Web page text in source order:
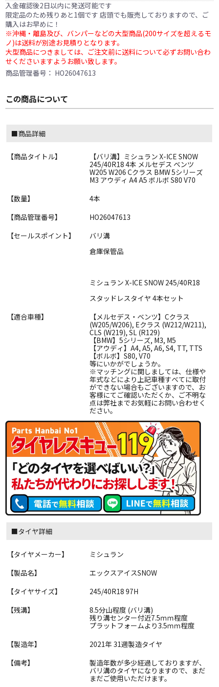
入金確認後2日以内に発送可能です
限定品のため残りあと1個です 店頭でも販売しておりますので、ご
購入はお早めに！
※沖縄・離島及び、バンパーなどの大型商品(200サイズを超えるモ
ノ)は送料が別途お見積りとなります。
大型商品につきましては、ご注文前に送料について必ずお問い合わ
せくださいますようお願い致します。
商品管理番号： HO26047613
この商品について
■商品詳細
【商品タイトル】
【バリ溝】ミシュラン X-ICE SNOW
245/40R18 4本 メルセデス ベンツ
W205 W206 Cクラス BMW 5シリーズ
M3 アウディ A4 A5 ボルボ S80 V70
【数量】
4本
【商品管理番号】
HO26047613
【セールスポイント】
バリ溝
倉庫保管品
ミシュラン X-ICE SNOW 245/40R18
スタッドレスタイヤ 4本セット
【適合車種】
【メルセデス・ベンツ】Cクラス
(W205/W206), Eクラス (W212/W211),
CLS (W219), SL (R129)
【BMW】5シリーズ, M3, M5
【アウディ】A4, A5, A6, S4, TT, TTS
【ボルボ】S80, V70
等にいかがでしょうか。
※マッチングに関しましては、仕様や
年式などにより上記車種すべてに取付
ができない場合もございますので、お
客様にてご確認いただくか、ご不明な
点は弊社までお気軽にお問い合わせく
ださい。
■タイヤ詳細
【タイヤメーカー】
ミシュラン
【製品名】
エックスアイスSNOW
【タイヤサイズ】
245/40R18 97H
【残溝】
8.5分山程度 (バリ溝)
残り溝センター付近7.5ｍｍ程度
プラットフォームより3.5ｍｍ程度
【製造年】
2021年 31週製造タイヤ
【備考】
製造年数が多少経過しておりますが、
バリ溝のタイヤになりますので、まだ
まだご使用いただけます。